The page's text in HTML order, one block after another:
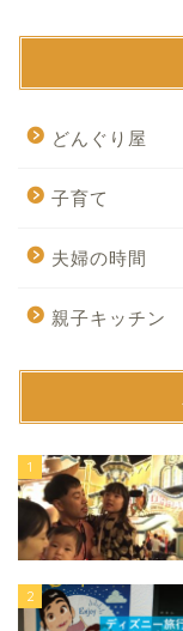
どんぐり屋
子育て
夫婦の時間
親子キッチン
1
2